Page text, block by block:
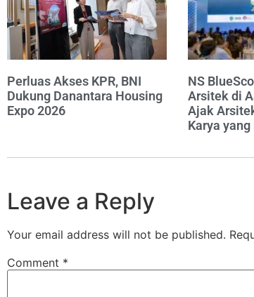
Perluas Akses KPR, BNI
Dukung Danantara Housing
Expo 2026
NS
Arsitek di
Ajak
Karya
Leave a Reply
Your email address will not be published.
Comment *